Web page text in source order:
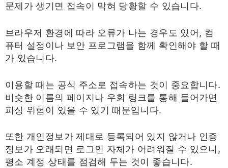
문제가 생기면 접속이 막혀 당황할 수 있습니다.
브라우저 환경에 따라 오류가 나는 경우도 있어, 컴
퓨터 설정이나 보안 프로그램을 함께 확인해야 할 때
가 있습니다.
이용할 때는 공식 주소로 접속하는 것이 중요합니다.
비슷한 이름의 페이지나 우회 링크를 통해 들어가면
피싱 위험이 있을 수 있기 때문입니다.
또한 개인정보가 제대로 등록되어 있지 않거나 인증
정보가 오래되면 로그인 자체가 어려워질 수 있으니,
평소 계정 상태를 점검해 두는 것이 좋습니다.